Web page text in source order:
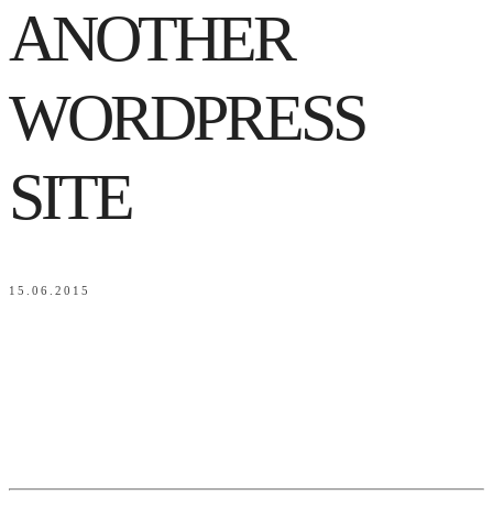
ANOTHER
WORDPRESS
SITE
15.06.2015